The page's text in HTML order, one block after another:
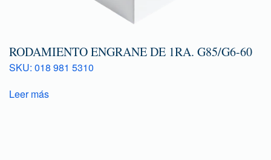
RODAMIENTO ENGRANE DE 1RA. G85/G6-60
SKU: 018 981 5310
Leer más